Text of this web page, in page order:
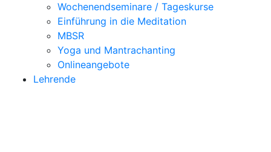
Wochenendseminare / Tageskurse
Einführung in die Meditation
MBSR
Yoga und Mantrachanting
Onlineangebote
Lehrende